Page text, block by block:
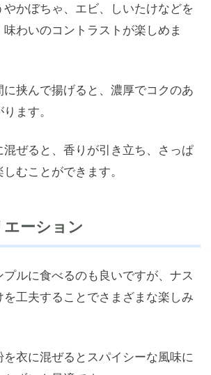
かぼちゃ、エビ、しいたけなどを
わいのコントラストが楽しめま
挟んで揚げると、濃厚でコクのあ
ます。
混ぜると、香りが引き立ち、さっぱ
むことができます。
ーション
ルに食べるのも良いですが、ナス
工夫することでさまざまな楽しみ
衣に混ぜるとスパイシーな風味に